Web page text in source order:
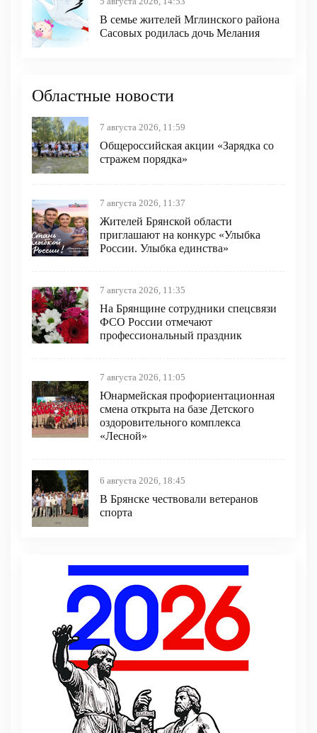
В семье жителей Мглинского района
Сасовых родилась дочь Мелания
Областные новости
7 августа 2026, 11:59
Общероссийская акции «Зарядка со
стражем порядка»
7 августа 2026, 11:37
Жителей Брянской области
приглашают на конкурс «Улыбка
России. Улыбка единства»
7 августа 2026, 11:35
На Брянщине сотрудники спецсвязи
ФСО России отмечают
профессиональный праздник
7 августа 2026, 11:05
Юнармейская профориентационная
смена открыта на базе Детского
оздоровительного комплекса
«Лесной»
6 августа 2026, 18:45
В Брянске чествовали ветеранов
спорта